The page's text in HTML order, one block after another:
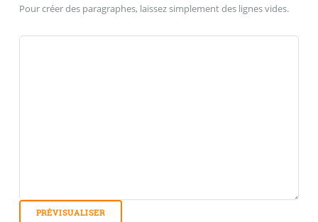
Pour créer des paragraphes, laissez simplement des lignes vides.